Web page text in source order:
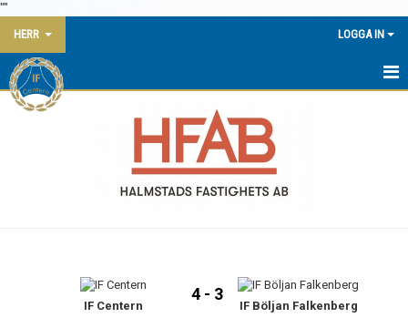
""
HERR
LOGGA IN
HEM
IF Centern
4 - 3
IF Böljan Falkenberg